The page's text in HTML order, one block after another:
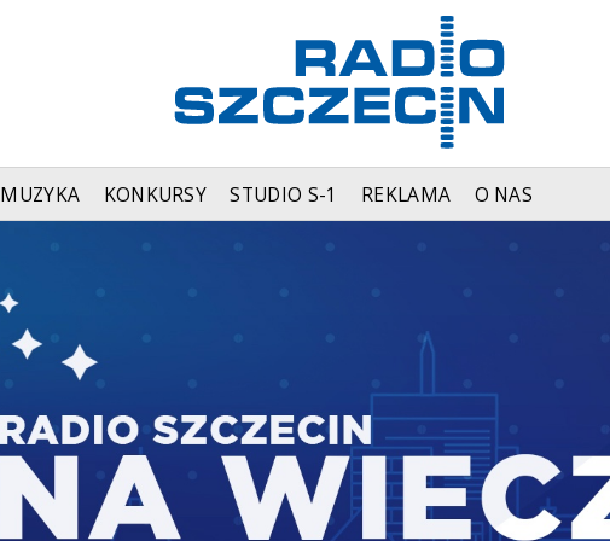
MUZYKA KONKURSY STUDIO S-1 REKLAMA O NAS